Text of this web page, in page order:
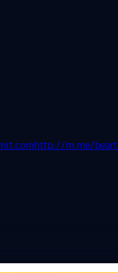
http://m.me/